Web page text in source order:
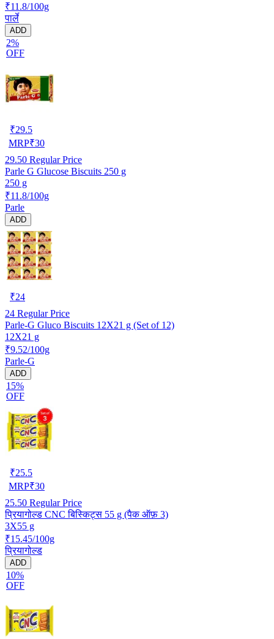
₹11.8/100g
पार्ले
ADD
2%
OFF
₹29.5
MRP₹30
29.50 Regular Price
Parle G Glucose Biscuits 250 g
250 g
₹11.8/100g
Parle
ADD
₹24
24 Regular Price
Parle-G Gluco Biscuits 12X21 g (Set of 12)
12X21 g
₹9.52/100g
Parle-G
ADD
15%
OFF
₹25.5
MRP₹30
25.50 Regular Price
प्रियागोल्ड CNC बिस्किट्स 55 g (पैक ऑफ़ 3)
3X55 g
₹15.45/100g
प्रियागोल्ड
ADD
10%
OFF